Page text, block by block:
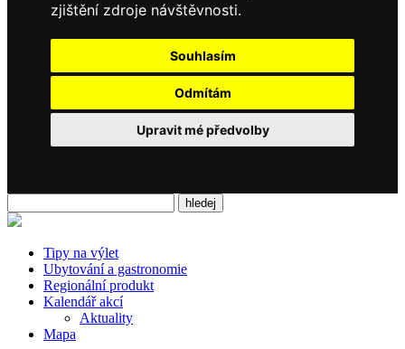
zjištění zdroje návštěvnosti.
Souhlasím
Odmítám
Upravit mé předvolby
Tipy na výlet
Ubytování a gastronomie
Regionální produkt
Kalendář akcí
Aktuality
Mapa